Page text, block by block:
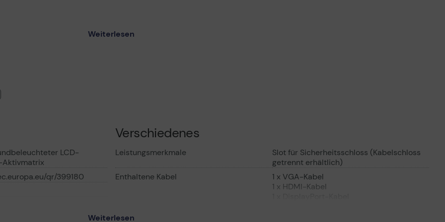
von Smartphones
Weiterlesen
LCD-
Aktivmatrix
qr/399180
Verschiedenes
Leistungsmerkmale
Slot für Sicherheitsschloss (Kabelschloss
getrennt erhältlich)
Enthaltene Kabel
1 x VGA-Kabel
1 x HDMI-Kabel
Weiterlesen